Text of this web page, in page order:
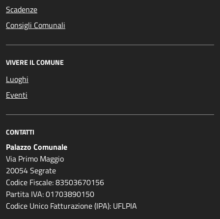
Scadenze
Consigli Comunali
VIVERE IL COMUNE
Luoghi
Eventi
CONTATTI
Palazzo Comunale
Via Primo Maggio
20054 Segrate
Codice Fiscale: 83503670156
Partita IVA: 01703890150
Codice Unico Fatturazione (IPA): UFLPIA